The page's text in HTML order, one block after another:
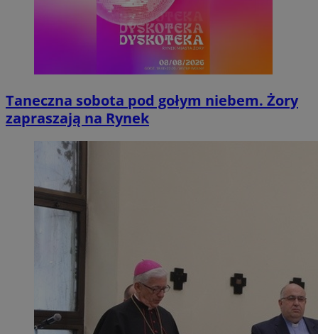
Taneczna sobota pod gołym niebem. Żory
zapraszają na Rynek